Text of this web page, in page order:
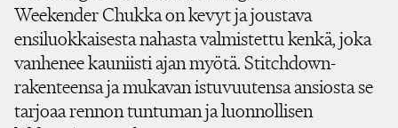
Weekender Chukka on kevyt ja joustava
ensiluokkaisesta nahasta valmistettu kenkä, joka
vanhenee kauniisti ajan myötä. Stitchdown-
rakenteensa ja mukavan istuvuutensa ansiosta se
tarjoaa rennon tuntuman ja luonnollisen